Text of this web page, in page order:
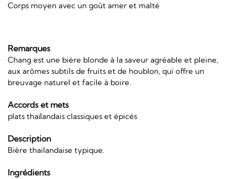
Corps moyen avec un goût amer et malté
Remarques
Chang est une bière blonde à la saveur agréable et pleine,
aux arômes subtils de fruits et de houblon, qui offre un
breuvage naturel et facile à boire.
Accords et mets
plats thaïlandais classiques et épicés
Description
Bière thailandaise typique.
Ingrédients